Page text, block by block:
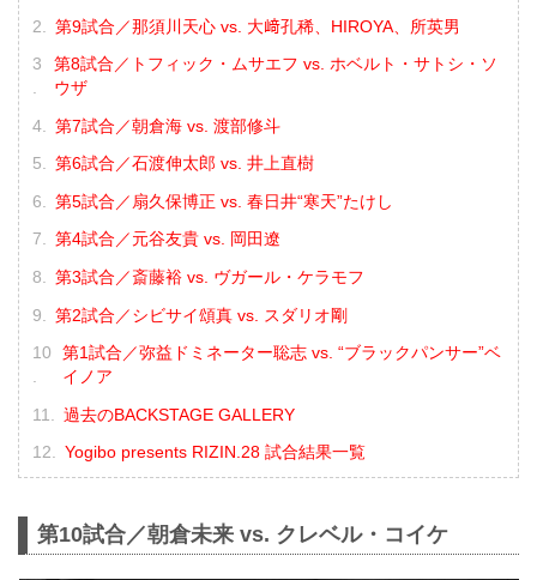
第9試合／那須川天心 vs. 大﨑孔稀、HIROYA、所英男
第8試合／トフィック・ムサエフ vs. ホベルト・サトシ・ソ
ウザ
第7試合／朝倉海 vs. 渡部修斗
第6試合／石渡伸太郎 vs. 井上直樹
第5試合／扇久保博正 vs. 春日井“寒天”たけし
第4試合／元谷友貴 vs. 岡田遼
第3試合／斎藤裕 vs. ヴガール・ケラモフ
第2試合／シビサイ頌真 vs. スダリオ剛
第1試合／弥益ドミネーター聡志 vs. “ブラックパンサー”ベ
イノア
過去のBACKSTAGE GALLERY
Yogibo presents RIZIN.28 試合結果一覧
第10試合／朝倉未来 vs. クレベル・コイケ